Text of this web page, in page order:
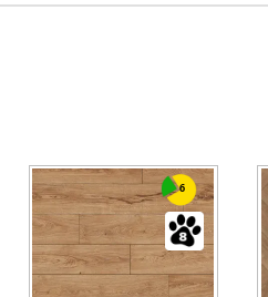
6